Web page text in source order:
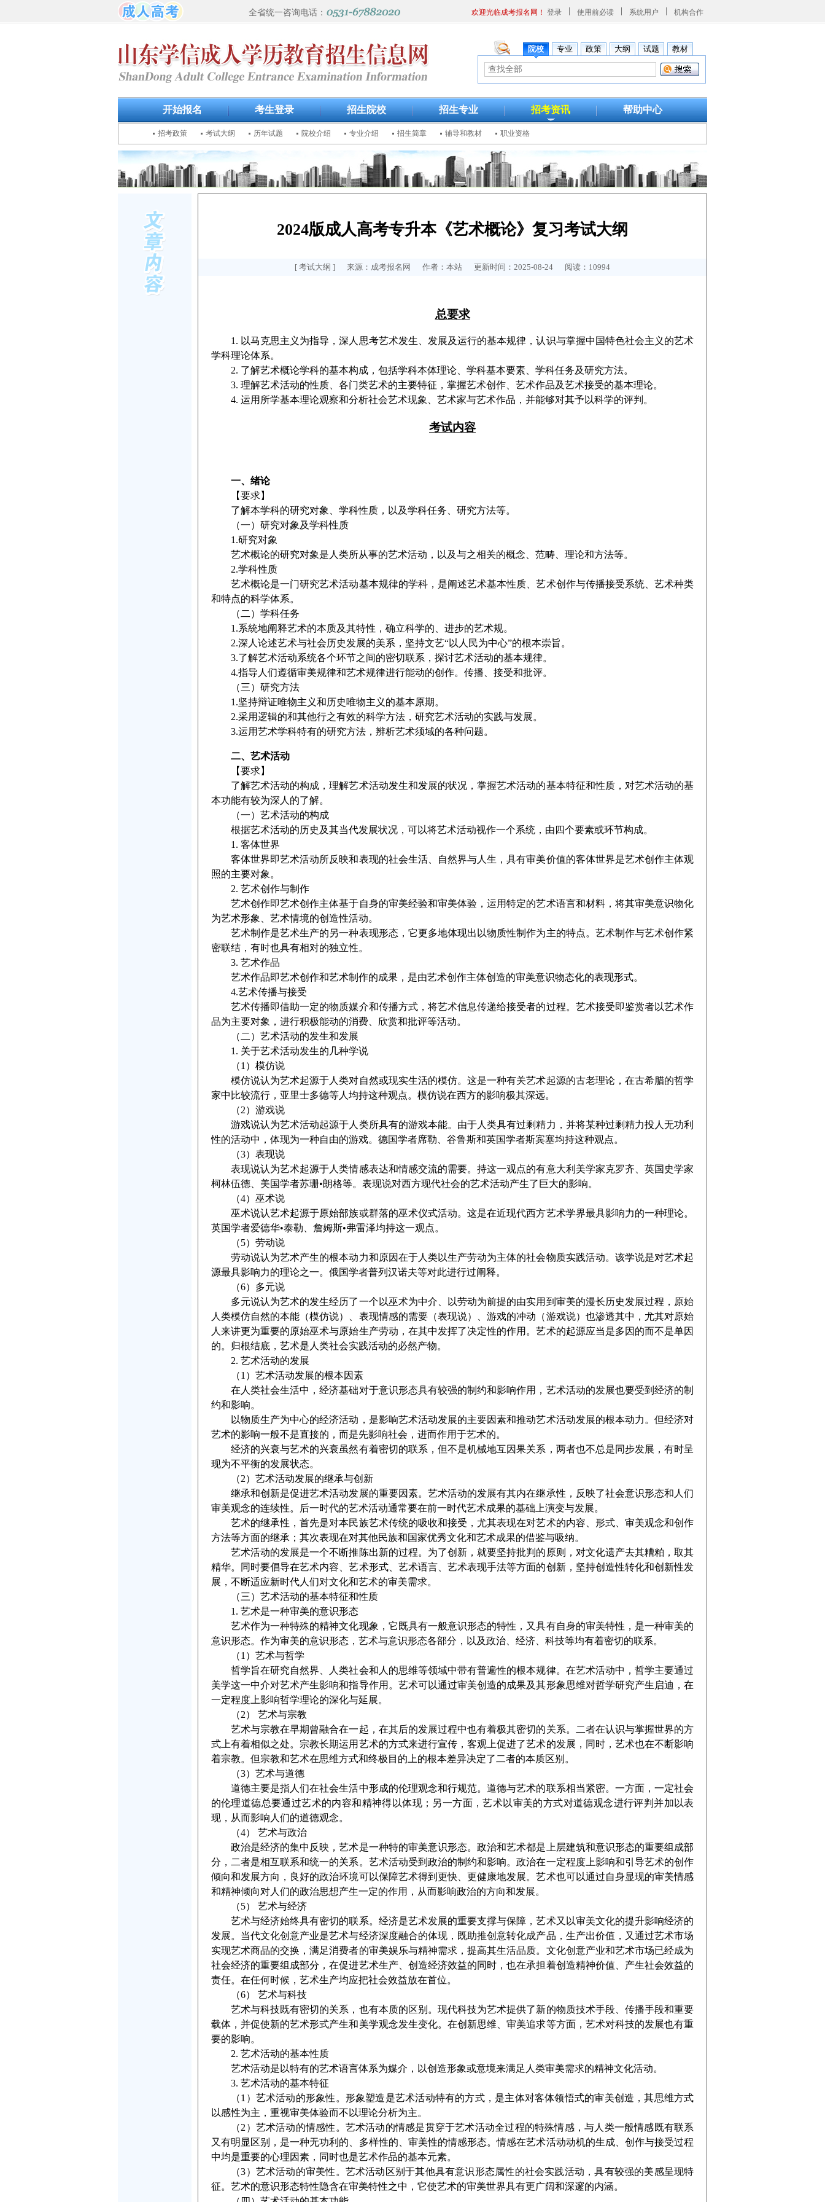
欢迎光临成考报名网！ 登录 使用前必读 系统用户 机构合作
全省统一咨询电话：
院校 专业 政策 大纲 试题 教材
开始报名 考生登录 招生院校 招生专业 招考资讯 帮助中心
招考政策 考试大纲 历年试题 院校介绍 专业介绍 招生简章 辅导和教材 职业资格
2024版成人高考专升本《艺术概论》复习考试大纲
[ 考试大纲 ] 来源：成考报名网 作者：本站 更新时间：2025-08-24 阅读：10994
总要求
1. 以马克思主义为指导，深人思考艺术发生、发展及运行的基本规律，认识与掌握中国特色社会主义的艺术
学科理论体系。
2. 了解艺术概论学科的基本构成，包括学科本体理论、学科基本要素、学科任务及研究方法。
3. 理解艺术活动的性质、各门类艺术的主要特征，掌握艺术创作、艺术作品及艺术接受的基本理论。
4. 运用所学基本理论观察和分析社会艺术现象、艺术家与艺术作品，并能够对其予以科学的评判。
考试内容
一、绪论
【要求】
了解本学科的研究对象、学科性质，以及学科任务、研究方法等。
（一）研究对象及学科性质
1.研究对象
艺术概论的研究对象是人类所从事的艺术活动，以及与之相关的概念、范畴、理论和方法等。
2.学科性质
艺术概论是一门研究艺术活动基本规律的学科，是阐述艺术基本性质、艺术创作与传播接受系统、艺术种类
和特点的科学体系。
（二）学科任务
1.系統地阐释艺术的本质及其特性，确立科学的、进步的艺术规。
2.深人论述艺术与社会历史发展的美系，坚持文艺“以人民为中心”的根本崇旨。
3.了解艺术活动系统各个环节之间的密切联系，探讨艺术活动的基本规律。
4.指导人们遵循审美规律和艺术规律进行能动的创作。传播、接受和批评。
（三）研究方法
1.坚持辩证唯物主义和历史唯物主义的基本原期。
2.采用逻辑的和其他行之有效的科学方法，研究艺术活动的实践与发展。
3.运用艺术学科特有的研究方法，辨析艺术须域的各种问题。
二、艺术活动
【要求】
了解艺术活动的构成，理解艺术活动发生和发展的状况，掌握艺术活动的基本特征和性质，对艺术活动的基
本功能有较为深人的了解。
（一）艺术活动的构成
根据艺术活动的历史及其当代发展状况，可以将艺术活动视作一个系统，由四个要素或环节构成。
1. 客体世界
客体世界即艺术活动所反映和表现的社会生活、自然界与人生，具有审美价值的客体世界是艺术创作主体观
照的主要对象。
2. 艺术创作与制作
艺术创作即艺术创作主体基于自身的审美经验和审美体验，运用特定的艺术语言和材料，将其审美意识物化
为艺术形象、艺术情境的创造性活动。
艺术制作是艺术生产的另一种表现形态，它更多地体现出以物质性制作为主的特点。艺术制作与艺术创作紧
密联结，有时也具有相对的独立性。
3. 艺术作品
艺术作品即艺术创作和艺术制作的成果，是由艺术创作主体创造的审美意识物态化的表现形式。
4.艺术传播与接受
艺术传播即借助一定的物质媒介和传播方式，将艺术信息传递给接受者的过程。艺术接受即鉴赏者以艺术作
品为主要对象，进行积极能动的消费、欣赏和批评等活动。
（二）艺术活动的发生和发展
1. 关于艺术活动发生的几种学说
（1）模仿说
模仿说认为艺术起源于人类对自然或现实生活的模仿。这是一种有关艺术起源的古老理论，在古希腊的哲学
家中比较流行，亚里士多德等人均持这种观点。模仿说在西方的影响极其深远。
（2）游戏说
游戏说认为艺术活动起源于人类所具有的游戏本能。由于人类具有过剩精力，并将某种过剩精力投人无功利
性的活动中，体现为一种自由的游戏。德国学者席勒、谷鲁斯和英国学者斯宾塞均持这种观点。
（3）表现说
表现说认为艺术起源于人类情感表达和情感交流的需要。持这一观点的有意大利美学家克罗齐、英国史学家
柯林伍德、美国学者苏珊•朗格等。表现说对西方现代社会的艺术活动产生了巨大的影响。
（4）巫术说
巫术说认艺术起源于原始部族或群落的巫术仪式活动。这是在近现代西方艺术学界最具影响力的一种理论。
英国学者爱德华•泰勒、詹姆斯•弗雷泽均持这一观点。
（5）劳动说
劳动说认为艺术产生的根本动力和原因在于人类以生产劳动为主体的社会物质实践活动。该学说是对艺术起
源最具影响力的理论之一。俄国学者普列汉诺夫等对此进行过阐释。
（6）多元说
多元说认为艺术的发生经历了一个以巫术为中介、以劳动为前提的由实用到审美的漫长历史发展过程，原始
人类模仿自然的本能（模仿说）、表现情感的需要（表现说）、游戏的冲动（游戏说）也渗透其中，尤其对原始
人来讲更为重要的原始巫术与原始生产劳动，在其中发挥了决定性的作用。艺术的起源应当是多因的而不是单因
的。归根结底，艺术是人类社会实践活动的必然产物。
2. 艺术活动的发展
（1）艺术活动发展的根本因素
在人类社会生活中，经济基础对于意识形态具有较强的制约和影响作用，艺术活动的发展也要受到经济的制
约和影响。
以物质生产为中心的经济活动，是影响艺术活动发展的主要因素和推动艺术活动发展的根本动力。但经济对
艺术的影响一般不是直接的，而是先影响社会，进而作用于艺术的。
经济的兴衰与艺术的兴衰虽然有着密切的联系，但不是机械地互因果关系，两者也不总是同步发展，有时呈
现为不平衡的发展状态。
（2）艺术活动发展的继承与创新
继承和创新是促进艺术活动发展的重要因素。艺术活动的发展有其内在继承性，反映了社会意识形态和人们
审美观念的连续性。后一时代的艺术活动通常要在前一时代艺术成果的基础上演变与发展。
艺术的继承性，首先是对本民族艺术传统的吸收和接受，尤其表现在对艺术的内容、形式、审美观念和创作
方法等方面的继承；其次表现在对其他民族和国家优秀文化和艺术成果的借鉴与吸纳。
艺术活动的发展是一个不断推陈出新的过程。为了创新，就要坚持批判的原则，对文化遗产去其糟粕，取其
精华。同时要倡导在艺术内容、艺术形式、艺术语言、艺术表现手法等方面的创新，坚持创造性转化和创新性发
展，不断适应新时代人们对文化和艺术的审美需求。
（三）艺术活动的基本特征和性质
1. 艺术是一种审美的意识形态
艺术作为一种特殊的精神文化现象，它既具有一般意识形态的特性，又具有自身的审美特性，是一种审美的
意识形态。作为审美的意识形态，艺术与意识形态各部分，以及政治、经济、科技等均有着密切的联系。
（1）艺术与哲学
哲学旨在研究自然界、人类社会和人的思维等领域中带有普遍性的根本规律。在艺术活动中，哲学主要通过
美学这一中介对艺术产生影响和指导作用。艺术可以通过审美创造的成果及其形象思维对哲学研究产生启迪，在
一定程度上影响哲学理论的深化与延展。
（2） 艺术与宗教
艺术与宗教在早期曾融合在一起，在其后的发展过程中也有着极其密切的关系。二者在认识与掌握世界的方
式上有着相似之处。宗教长期运用艺术的方式来进行宣传，客观上促进了艺术的发展，同时，艺术也在不断影响
着宗教。但宗教和艺术在思维方式和终极目的上的根本差异决定了二者的本质区别。
（3）艺术与道德
道德主要是指人们在社会生活中形成的伦理观念和行规范。道德与艺术的联系相当紧密。一方面，一定社会
的伦理道德总要通过艺术的内容和精神得以体现；另一方面，艺术以审美的方式对道德观念进行评判并加以表
现，从而影响人们的道德观念。
（4） 艺术与政治
政治是经济的集中反映，艺术是一种特的审美意识形态。政治和艺术都是上层建筑和意识形态的重要组成部
分，二者是相互联系和统一的关系。艺术活动受到政治的制约和影响。政治在一定程度上影响和引导艺术的创作
倾向和发展方向，良好的政治环境可以保障艺术得到更快、更健康地发展。艺术也可以通过自身显现的审美情感
和精神倾向对人们的政治思想产生一定的作用，从而影响政治的方向和发展。
（5） 艺术与经济
艺术与经济始终具有密切的联系。经济是艺术发展的重要支撑与保障，艺术又以审美文化的提升影响经济的
发展。当代文化创意产业是艺术与经济深度融合的体现，既助推创意转化成产品，生产出价值，又通过艺术市场
实现艺术商品的交换，满足消费者的审美娱乐与精神需求，提高其生活品质。文化创意产业和艺术市场已经成为
社会经济的重要组成部分，在促进艺术生产、创造经济效益的同时，也在承担着创造精神价值、产生社会效益的
责任。在任何时候，艺术生产均应把社会效益放在首位。
（6） 艺术与科技
艺术与科技既有密切的关系，也有本质的区别。现代科技为艺术提供了新的物质技术手段、传播手段和重要
载体，并促使新的艺术形式产生和美学观念发生变化。在创新思维、审美追求等方面，艺术对科技的发展也有重
要的影响。
2. 艺术活动的基本性质
艺术活动是以特有的艺术语言体系为媒介，以创造形象或意境来满足人类审美需求的精神文化活动。
3. 艺术活动的基本特征
（1）艺术活动的形象性。形象塑造是艺术活动特有的方式，是主体对客体领悟式的审美创造，其思维方式
以感性为主，重视审美体验而不以理论分析为主。
（2）艺术活动的情感性。艺术活动的情感是贯穿于艺术活动全过程的特殊情感，与人类一般情感既有联系
又有明显区别，是一种无功利的、多样性的、审美性的情感形态。情感在艺术活动动机的生成、创作与接受过程
中均是重要的心理因素，同时也是艺术作品的基本元素。
（3）艺术活动的审美性。艺术活动区别于其他具有意识形态属性的社会实践活动，具有较强的美感呈现特
征。艺术的意识形态特性隐含在审美特性之中，它使艺术的审美世界具有更广阔和深邃的内涵。